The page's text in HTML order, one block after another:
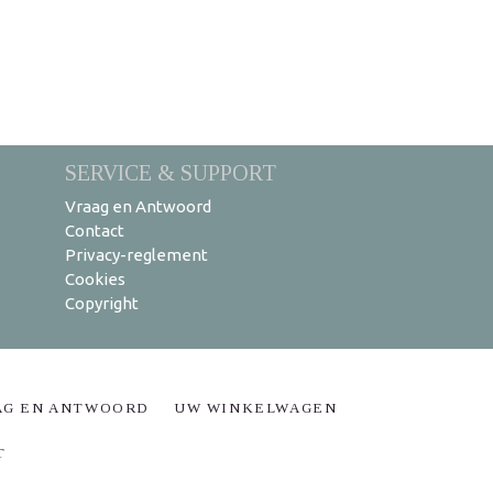
SERVICE & SUPPORT
Vraag en Antwoord
Contact
Privacy-reglement
Cookies
Copyright
EN ANTWOORD UW WINKELWAGEN